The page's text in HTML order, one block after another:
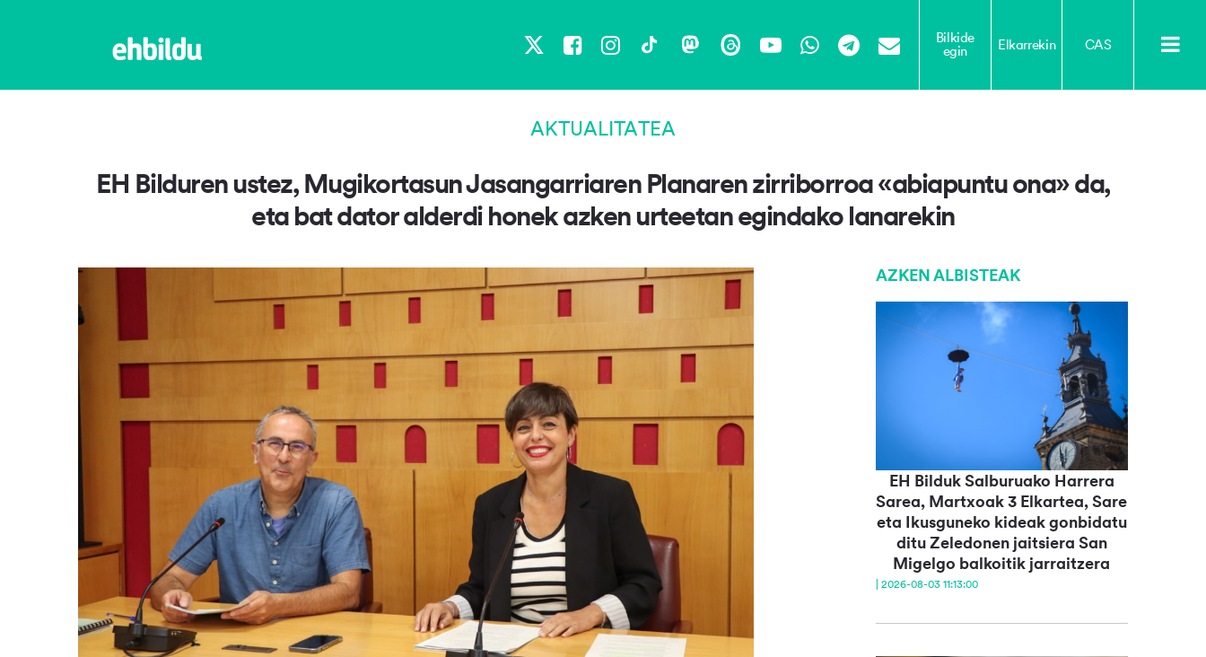
X Facebook
Instagram
TikTokMastodon
ThreadsYouTubeWhatsApp
Telegram
Email
Bilkide
egin
Elkarrekin CAS
AKTUALITATEA
EH Bilduren ustez, Mugikortasun Jasangarriaren Planaren zirriborroa «abiapuntu ona» da,
eta bat dator alderdi honek azken urteetan egindako lanarekin
AZKEN ALBISTEAK
EH Bilduk Salburuako Harrera
Sarea, Martxoak 3 Elkartea, Sare
eta Ikusguneko kideak gonbidatu
ditu Zeledonen jaitsiera San
Migelgo balkoitik jarraitzera
| 2026-08-03 11:13:00